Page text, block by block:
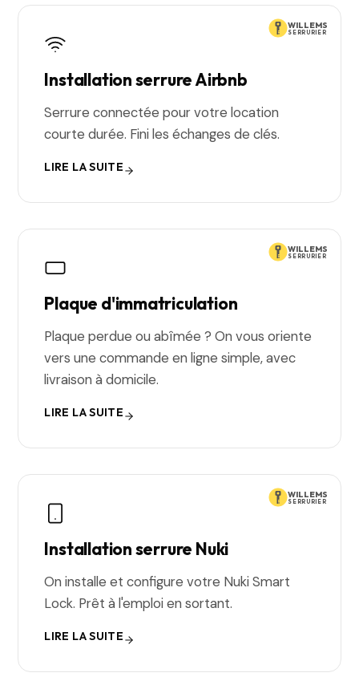
WILLEMS
SERRURIER
Installation serrure Airbnb
Serrure connectée pour votre location
courte durée. Fini les échanges de clés.
LIRE LA SUITE
WILLEMS
SERRURIER
Plaque d'immatriculation
Plaque perdue ou abîmée ? On vous oriente
vers une commande en ligne simple, avec
livraison à domicile.
LIRE LA SUITE
WILLEMS
SERRURIER
Installation serrure Nuki
On installe et configure votre Nuki Smart
Lock. Prêt à l'emploi en sortant.
LIRE LA SUITE